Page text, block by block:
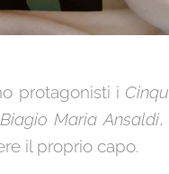
protagonisti i
Biagio Maria Ansaldi,
il proprio capo.